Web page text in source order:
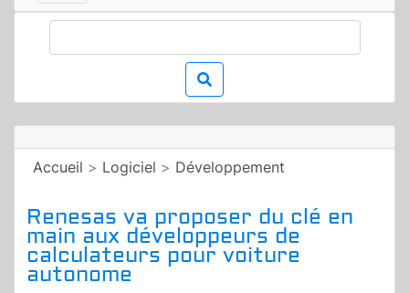
Accueil > Logiciel > Développement
Renesas va proposer du clé en
main aux développeurs de
calculateurs pour voiture
autonome